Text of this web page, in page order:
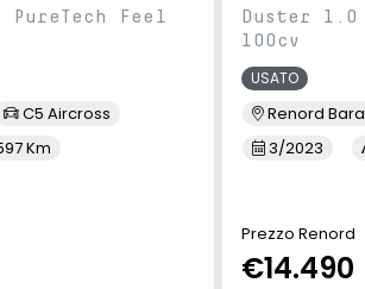
Feel
C5 Aircross
Km
Duster
100cv
USATO
Renord
3/2023
Prezzo Renord
€14.490